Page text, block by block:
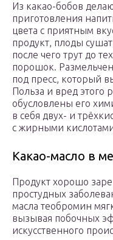
Из какао-бобов
приготовления
цвета с приятным
продукт, плоды
после чего трут до
порошок.
под пресс, который
Польза и вред этого
обусловлены его
в себя двух- и
с жирными
Какао-масло в
Продукт хорошо
простудных
масла теобромин
вызывая побочных
искусственного